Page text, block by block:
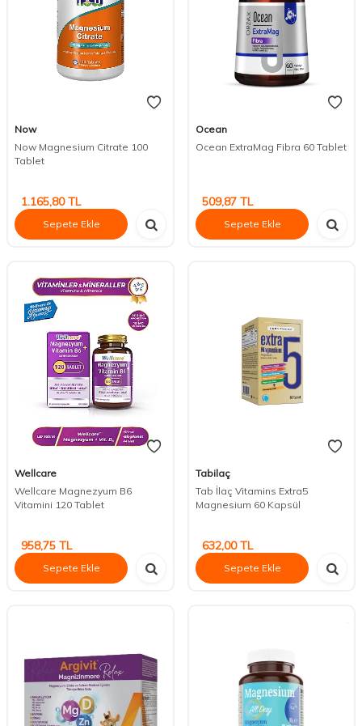
Now
Now Magnesium Citrate 100
Tablet
1.165,80TL
Sepete Ekle
Ocean
Ocean ExtraMag Fibra 60 Tablet
509,87 TL
Sepete Ekle
Wellcare
Wellcare Magnezyum B6
Vitamini 120 Tablet
958,75 TL
Sepete Ekle
Tabilaç
Tab İlaç Vitamins Extra5
Magnesium 60 Kapsül
632,00TL
Sepete Ekle